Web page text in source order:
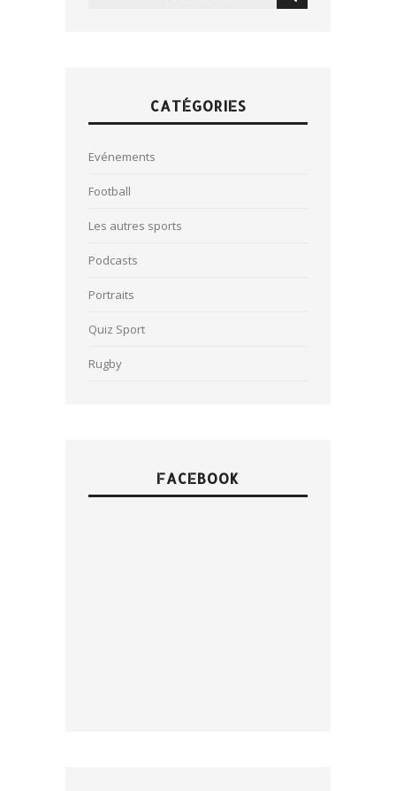
CATÉGORIES
Evénements
Football
Les autres sports
Podcasts
Portraits
Quiz Sport
Rugby
FACEBOOK